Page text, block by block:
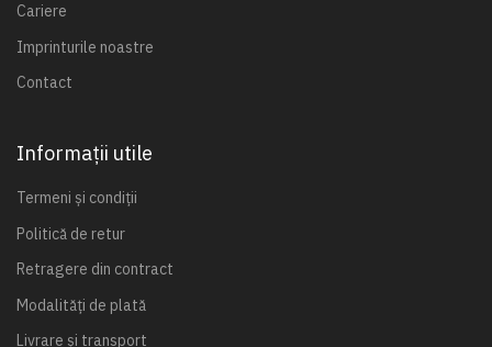
Cariere
Imprinturile noastre
Contact
Informații utile
Termeni și condiții
Politică de retur
Retragere din contract
Modalități de plată
Livrare și transport